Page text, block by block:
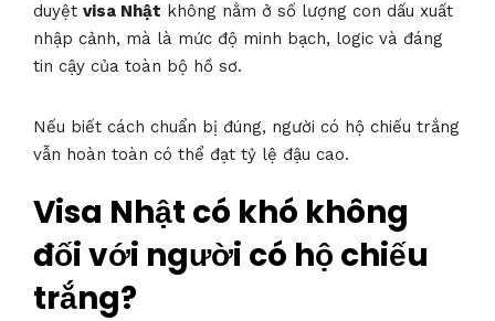
duyệt visa Nhật không nằm ở số lượng con dấu xuất
nhập cảnh, mà là mức độ minh bạch, logic và đáng
tin cậy của toàn bộ hồ sơ.
Nếu biết cách chuẩn bị đúng, người có hộ chiếu trắng
vẫn hoàn toàn có thể đạt tỷ lệ đậu cao.
Visa Nhật có khó không
đối với người có hộ chiếu
trắng?